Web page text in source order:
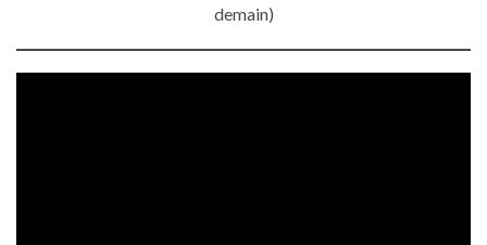
demain)